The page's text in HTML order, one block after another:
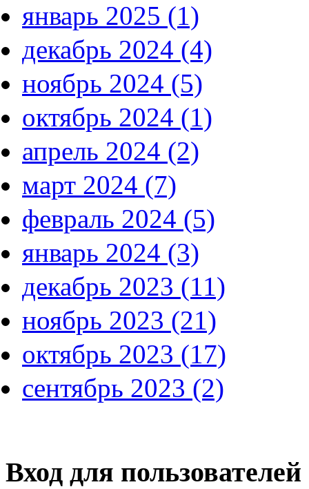
январь 2025 (1)
декабрь 2024 (4)
ноябрь 2024 (5)
октябрь 2024 (1)
апрель 2024 (2)
март 2024 (7)
февраль 2024 (5)
январь 2024 (3)
декабрь 2023 (11)
ноябрь 2023 (21)
октябрь 2023 (17)
сентябрь 2023 (2)
Вход для пользователей